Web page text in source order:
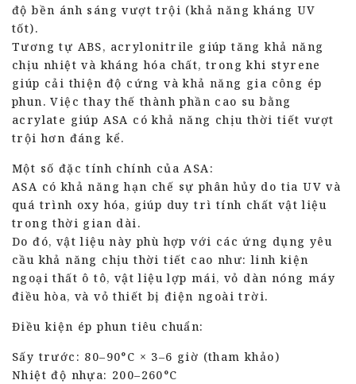
độ bền ánh sáng vượt trội (khả năng kháng UV
tốt).
Tương tự ABS, acrylonitrile giúp tăng khả năng
chịu nhiệt và kháng hóa chất, trong khi styrene
giúp cải thiện độ cứng và khả năng gia công ép
phun. Việc thay thế thành phần cao su bằng
acrylate giúp ASA có khả năng chịu thời tiết vượt
trội hơn đáng kể.
Một số đặc tính chính của ASA:
ASA có khả năng hạn chế sự phân hủy do tia UV và
quá trình oxy hóa, giúp duy trì tính chất vật liệu
trong thời gian dài.
Do đó, vật liệu này phù hợp với các ứng dụng yêu
cầu khả năng chịu thời tiết cao như: linh kiện
ngoại thất ô tô, vật liệu lợp mái, vỏ dàn nóng máy
điều hòa, và vỏ thiết bị điện ngoài trời.
Điều kiện ép phun tiêu chuẩn:
Sấy trước: 80–90°C × 3–6 giờ (tham khảo)
Nhiệt độ nhựa: 200–260°C